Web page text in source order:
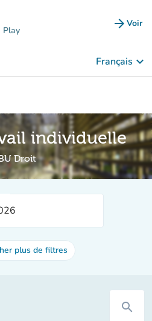
Play arrow_forward Voir
Français keyboard_arrow_down
individuelle
Droit
plus de filtres
search